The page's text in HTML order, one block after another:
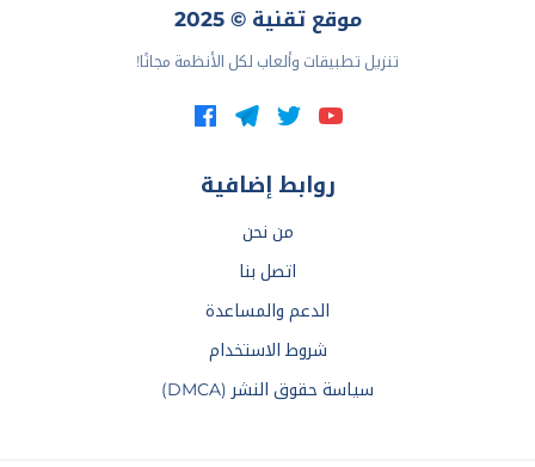
موقع تقنية © 2025
تنزيل تطبيقات وألعاب لكل الأنظمة مجانًا!
روابط إضافية
من نحن
اتصل بنا
الدعم والمساعدة
شروط الاستخدام
سياسة حقوق النشر (DMCA)